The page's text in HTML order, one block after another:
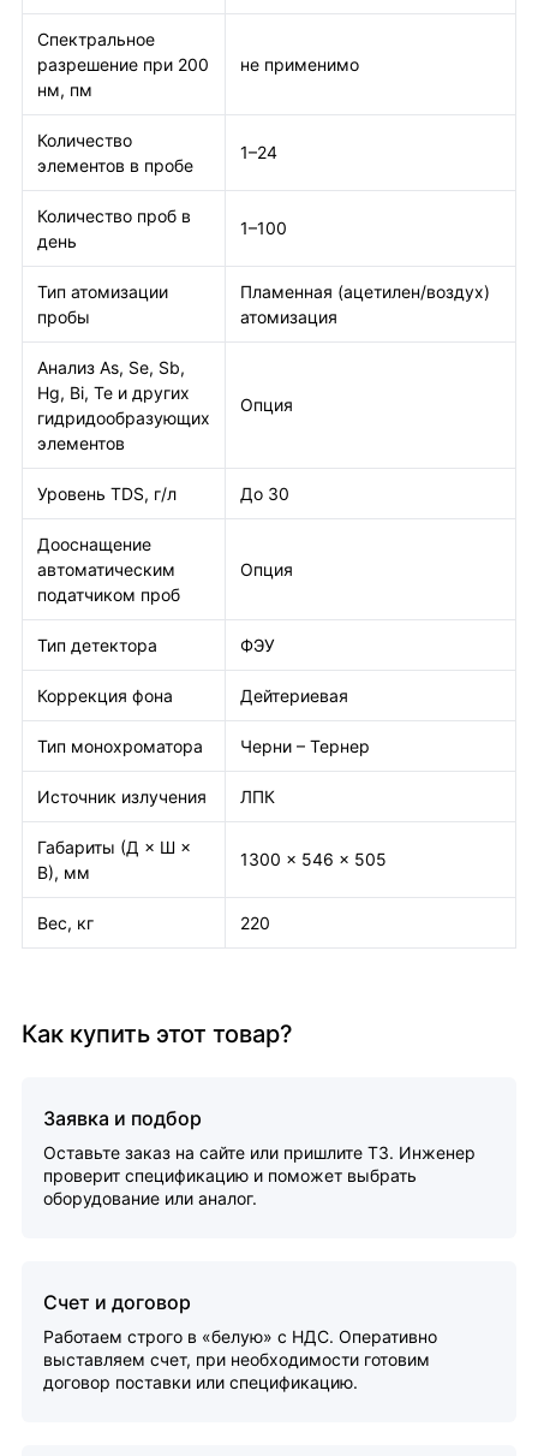
Спектральное
разрешение при 200
нм, пм
не применимо
Количество
элементов в пробе
1–24
Количество проб в
день
1–100
Тип атомизации
пробы
Пламенная (ацетилен/воздух)
атомизация
Анализ As, Se, Sb,
Hg, Bi, Te и других
гидридообразующих
элементов
Опция
Уровень TDS, г/л До 30
Дооснащение
автоматическим
податчиком проб
Опция
Тип детектора ФЭУ
Коррекция фона Дейтериевая
Тип монохроматора Черни – Тернер
Источник излучения ЛПК
Габариты (Д × Ш ×
В), мм
1300 × 546 × 505
Вес, кг 220
Как купить этот товар?
Заявка и подбор
Оставьте заказ на сайте или пришлите ТЗ. Инженер
проверит спецификацию и поможет выбрать
оборудование или аналог.
Счет и договор
Работаем строго в «белую» с НДС. Оперативно
выставляем счет, при необходимости готовим
договор поставки или спецификацию.